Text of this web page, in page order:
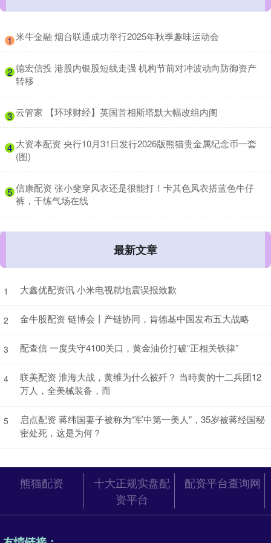
1 ​米牛金融 烟台联通成功举行2025年秋季趣味运动会
2 ​德宏信投 港股内银股短线走强 机构节前对冲波动向防御资产
转移
3 ​云管家 【环球财经】英国首相斯塔默大幅改组内阁
4 ​大资本配资 央行10月31日发行2026版熊猫贵金属纪念币一套
(图)
5 ​信康配资 张小斐穿风衣还是很能打！卡其色风衣搭蓝色牛仔
裤，干练气场在线
最新文章
1 大鑫优配资讯 小米电视就地震误报致歉
2 金牛股配资 链博会丨产链协同，肯德基中国发布五大战略
3 配查信 一度失守4100关口，黄金油价打破“正相关铁律”
4
联美配资 淮海大战，黄维为什么被歼？ 当時黄的十二兵团12
万人，全美械装备，而
5
启点配资 蒋纬国妻子被称为“军中第一美人”，35岁被蒋经国秘
密处死，这是为何？
熊猫配资
十大正规实盘配
资平台
配资平台查询网